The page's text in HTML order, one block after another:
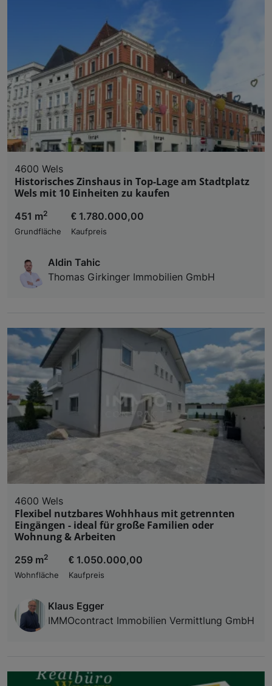
4600 Wels
Historisches Zinshaus in Top-Lage am Stadtplatz
Wels mit 10 Einheiten zu kaufen
451 m2
Grundfläche
€ 1.780.000,00
Kaufpreis
Aldin Tahic
Thomas Girkinger Immobilien GmbH
4600 Wels
Flexibel nutzbares Wohhhaus mit getrennten
Eingängen - ideal für große Familien oder
Wohnung & Arbeiten
259 m2
Wohnfläche
€ 1.050.000,00
Kaufpreis
Klaus Egger
IMMOcontract Immobilien Vermittlung GmbH